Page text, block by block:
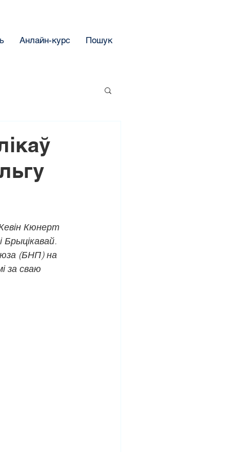
Анлайн-курс Пошук
Кюнерт
Брыцікавай.
(БНП) на
за сваю